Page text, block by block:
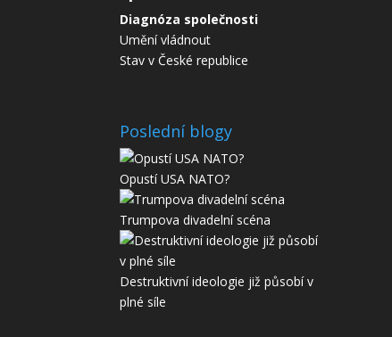
Diagnóza společnosti
Umění vládnout
Stav v České republice
Poslední blogy
Opustí USA NATO?
Trumpova divadelní scéna
Destruktivní ideologie již působí v
plné síle